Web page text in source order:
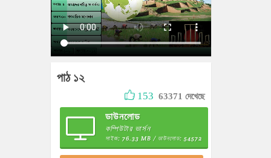
পাঠ ১২
153 63371 দেখেছে
ডাউনলোড
কম্পিউটার ভার্সন
সাইজ: 76.33 MB / ডাউনলোড: 54572